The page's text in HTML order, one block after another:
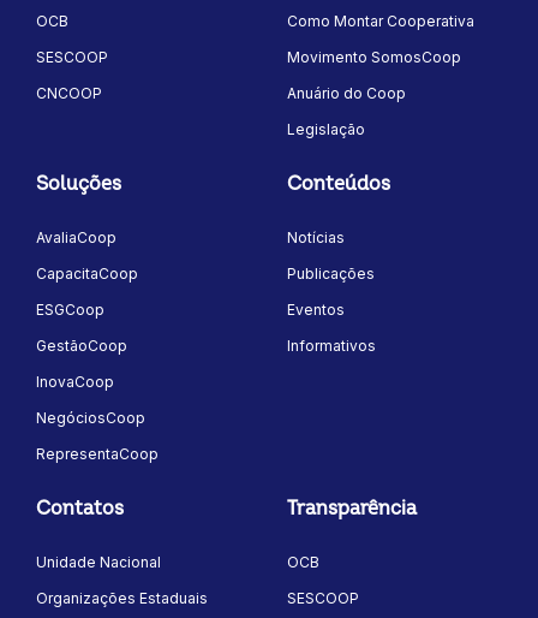
OCB
SESCOOP
CNCOOP
Como Montar Cooperativa
Movimento SomosCoop
Anuário do Coop
Legislação
Soluções
AvaliaCoop
CapacitaCoop
ESGCoop
GestãoCoop
InovaCoop
NegóciosCoop
RepresentaCoop
Conteúdos
Notícias
Publicações
Eventos
Informativos
Contatos
Unidade Nacional
Organizações Estaduais
Transparência
OCB
SESCOOP